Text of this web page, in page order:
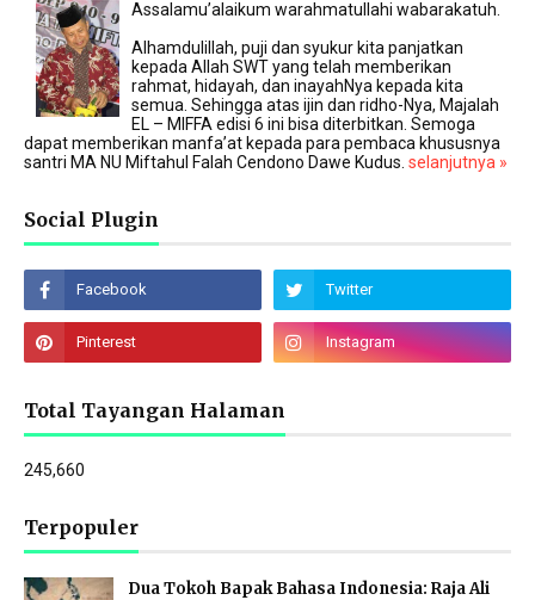
Assalamu’alaikum warahmatullahi wabarakatuh.
Alhamdulillah, puji dan syukur kita panjatkan
kepada Allah SWT yang telah memberikan
rahmat, hidayah, dan inayahNya kepada kita
semua. Sehingga atas ijin dan ridho-Nya, Majalah
EL – MIFFA edisi 6 ini bisa diterbitkan. Semoga
dapat memberikan manfa’at kepada para pembaca khususnya
santri MA NU Miftahul Falah Cendono Dawe Kudus. selanjutnya »
Social Plugin
Total Tayangan Halaman
245,660
Terpopuler
Dua Tokoh Bapak Bahasa Indonesia: Raja Ali